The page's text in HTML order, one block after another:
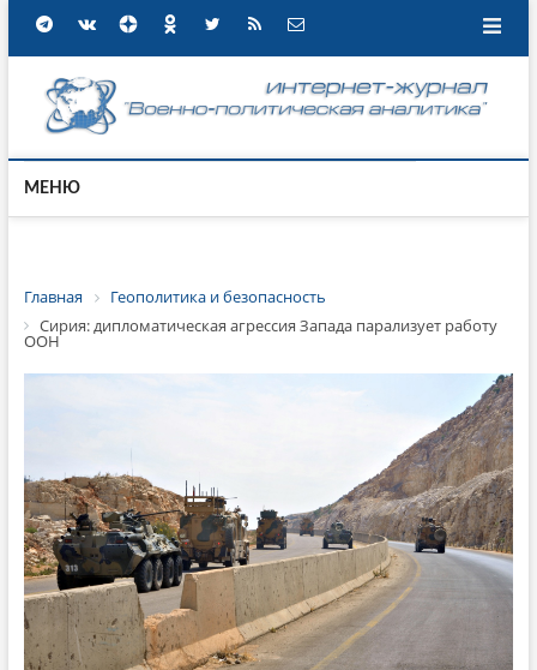
МЕНЮ
Главная
Геополитика и безопасность
Сирия: дипломатическая агрессия Запада парализует работу
ООН